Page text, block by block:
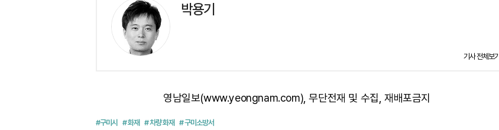
박용기
기사 전체보기
영남일보(www.yeongnam.com), 무단전재 및 수집, 재배포금지
#구미시 # 화재 # 차량 화재 # 구미소방서